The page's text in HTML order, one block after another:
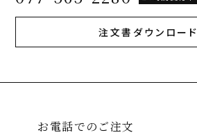
注文書ダウンロード
お電話でのご注文